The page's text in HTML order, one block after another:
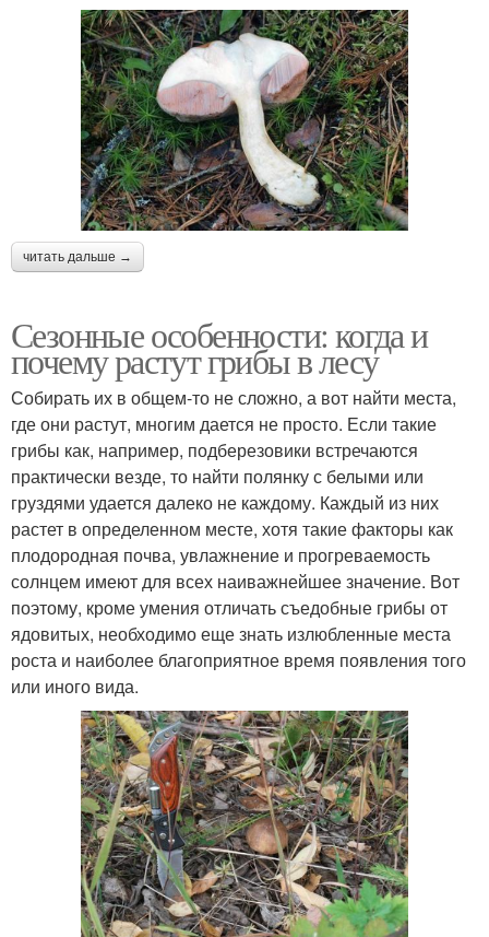
читать дальше →
Сезонные особенности: когда и
почему растут грибы в лесу
Собирать их в общем-то не сложно, а вот найти места,
где они растут, многим дается не просто. Если такие
грибы как, например, подберезовики встречаются
практически везде, то найти полянку с белыми или
груздями удается далеко не каждому. Каждый из них
растет в определенном месте, хотя такие факторы как
плодородная почва, увлажнение и прогреваемость
солнцем имеют для всех наиважнейшее значение. Вот
поэтому, кроме умения отличать съедобные грибы от
ядовитых, необходимо еще знать излюбленные места
роста и наиболее благоприятное время появления того
или иного вида.